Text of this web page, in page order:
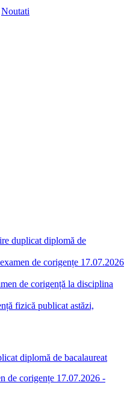
Noutati
duplicat diplomă de
de corigențe 17.07.2026
de corigență la disciplina
fizică publicat astăzi,
diplomă de bacalaureat
de corigențe 17.07.2026 -